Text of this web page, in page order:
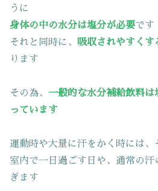
うに
身体の中の水分は塩分が必要です
それと同時に、 吸収されやすくす
ります
その為、 一般的な水分補給飲料
っています
運動時や大量に汗をかく時には、
室内で一日過ごす日や、通常の
ぎます